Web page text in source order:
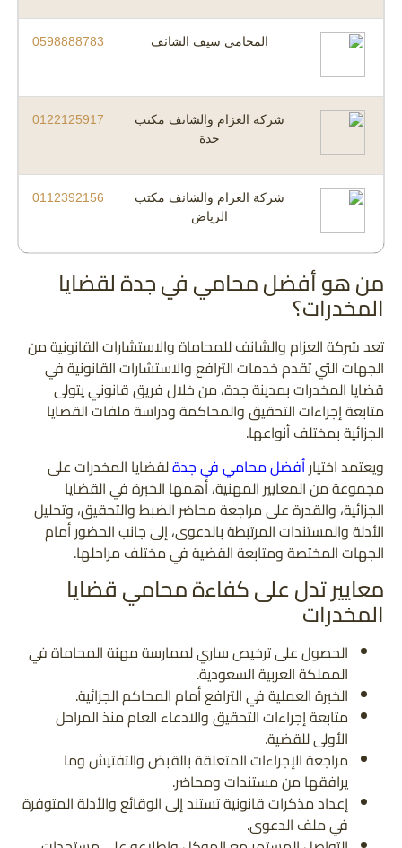
المحامي سيف الشانف 0598888783
شركة العزام والشانف مكتب
جدة
0122125917
شركة العزام والشانف مكتب
الرياض
0112392156
من هو أفضل محامي في جدة لقضايا
المخدرات؟
تعد شركة العزام والشانف للمحاماة والاستشارات القانونية من
الجهات التي تقدم خدمات الترافع والاستشارات القانونية في
قضايا المخدرات بمدينة جدة، من خلال فريق قانوني يتولى
متابعة إجراءات التحقيق والمحاكمة ودراسة ملفات القضايا
الجزائية بمختلف أنواعها.
ويعتمد اختيارأفضل محامي في جدةلقضايا المخدرات على
مجموعة من المعايير المهنية، أهمها الخبرة في القضايا
الجزائية، والقدرة على مراجعة محاضر الضبط والتحقيق، وتحليل
الأدلة والمستندات المرتبطة بالدعوى، إلى جانب الحضور أمام
الجهات المختصة ومتابعة القضية في مختلف مراحلها.
معايير تدل على كفاءة محامي قضايا
المخدرات
الحصول على ترخيص ساري لممارسة مهنة المحاماة في
المملكة العربية السعودية.
الخبرة العملية في الترافع أمام المحاكم الجزائية.
متابعة إجراءات التحقيق والادعاء العام منذ المراحل
الأولى للقضية.
مراجعة الإجراءات المتعلقة بالقبض والتفتيش وما
يرافقها من مستندات ومحاضر.
إعداد مذكرات قانونية تستند إلى الوقائع والأدلة المتوفرة
في ملف الدعوى.